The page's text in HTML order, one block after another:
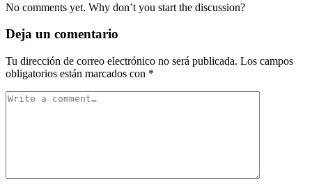
No comments yet. Why don’t you start the discussion?
Deja un comentario
Tu dirección de correo electrónico no será publicada. Los campos
obligatorios están marcados con *